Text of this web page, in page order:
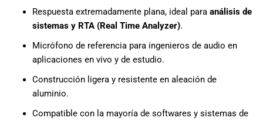
Respuesta extremadamente plana, ideal para análisis de
sistemas y RTA (Real Time Analyzer).
Micrófono de referencia para ingenieros de audio en
aplicaciones en vivo y de estudio.
Construcción ligera y resistente en aleación de
aluminio.
Compatible con la mayoría de softwares y sistemas de